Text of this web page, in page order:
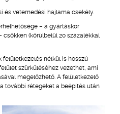
és vetemedési hajlama csekély.
– a gyártáskor
(körülbelül 20 százalékkal
felületkezelés nélkül is hosszú
szürküléséhez vezethet, ami
megelőzhető. A felületkezelő
további rétegeket a beépítés után